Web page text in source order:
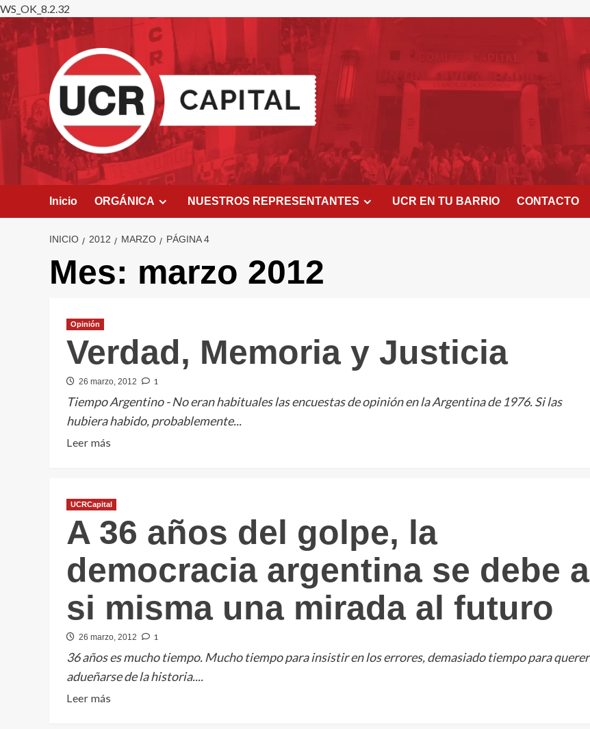
WS_OK_8.2.32
Saltar
al
contenido
Inicio ORGÁNICA NUESTROS REPRESENTANTES UCR EN TU BARRIO CONTACTO
INICIO 2012 MARZO PÁGINA 4
Mes: marzo 2012
Opinión
Verdad, Memoria y Justicia
26 marzo, 2012 1
Tiempo Argentino - No eran habituales las encuestas de opinión en la Argentina de 1976. Si las
hubiera habido, probablemente...
Leer más
Memoria
y
Justicia
UCRCapital
A 36 años del golpe, la
democracia argentina se debe a
si misma una mirada al futuro
26 marzo, 2012 1
36 años es mucho tiempo. Mucho tiempo para insistir en los errores, demasiado tiempo para querer
adueñarse de la historia....
Leer más